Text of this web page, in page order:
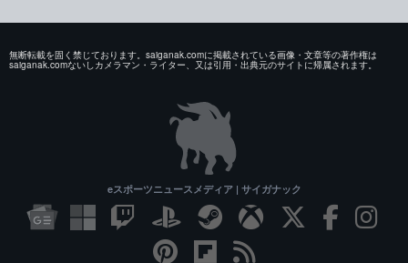
無断転載を固く禁じております。saiganak.comに掲載されている画像・文章等の著作権は
saiganak.comないしカメラマン・ライター、又は引用・出典元のサイトに帰属されます。
eスポーツニュースメディア | サイガナック